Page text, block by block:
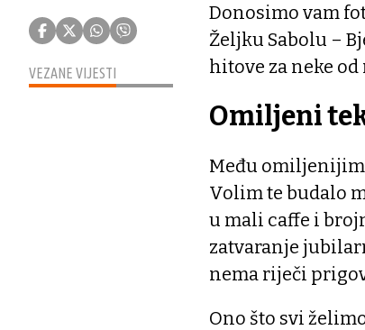
VEZANE VIJESTI
Donosimo vam
Željku Sabolu –
hitove za neke
Omiljeni
Među omiljenijim
Volim te budalo
u mali caffe i
zatvaranje
nema riječi
Ono što svi